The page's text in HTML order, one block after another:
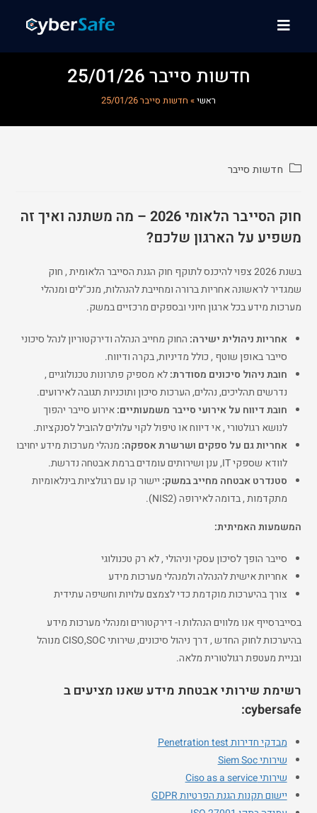
חדשות סייבר 25/01/26
ראשי» חדשות סייבר 25/01/26
חדשות סייבר
חוק הסייבר הלאומי 2026 – מה משתנה ואיך זה
משפיע על הארגון שלכם?
בשנת 2026 צפוי להיכנס לתוקף חוק הגנת הסייבר הלאומית , חוק
שמגדיר לראשונה אחריות ברורה ומחייבת להנהלות, מנכ"לים ומנהלי
מערכות מידע בכל ארגון חיוני ובספקים מרכזיים במשק.
אחריות ניהולית ישירה: החוק מחייב הנהלה ודירקטוריון לנהל סיכוני
סייבר באופן שוטף , כולל מדיניות, בקרה ודיווח.
חובת ניהול סיכונים מסודרת:לא מספיק פתרונות טכנולוגיים ,
נדרשים תהליכים, נהלים, הערכות סיכון ותוכניות תגובה לאירועים.
חובת דיווח על אירועי סייבר משמעותיים:אירוע סייבר יהפוך
לנושא רגולטורי , אי דיווח או טיפול לקוי עלולים להוביל לסנקציות.
אחריות גם על ספקים ושרשרת אספקה: מנהלי מערכות מידע יחויבו
לוודא שספקי IT, ענן ושירותים עומדים ברמת אבטחה נדרשת.
סטנדרט אבטחה מחייב במשק: יישור קו עם רגולציות בינלאומיות
מתקדמות , בדומה לאירופה (NIS2).
המשמעות האמיתית:
סייבר הופך לסיכון עסקי וניהולי , לא רק טכנולוגי
אחריות אישית להנהלה ולמנהלי מערכות מידע
צורך בהיערכות מוקדמת כדי לצמצם עלויות וחשיפה עתידית
בסייברסייף אנו מלווים הנהלות ו- דירקטורים ומנהלי מערכות מידע
בהיערכות לחוק החדש , דרך ניהול סיכונים, שירותי CISO,SOC מנוהל
ובניית מעטפת רגולטורית מלאה.
רשימת שירותי אבטחת מידע שאנו מציעים ב
cybersafe:
מבדקי חדירות Penetration test
שירותי Siem Soc
שירותי Ciso as a service
יישום תקנות הגנת הפרטיות GDPR